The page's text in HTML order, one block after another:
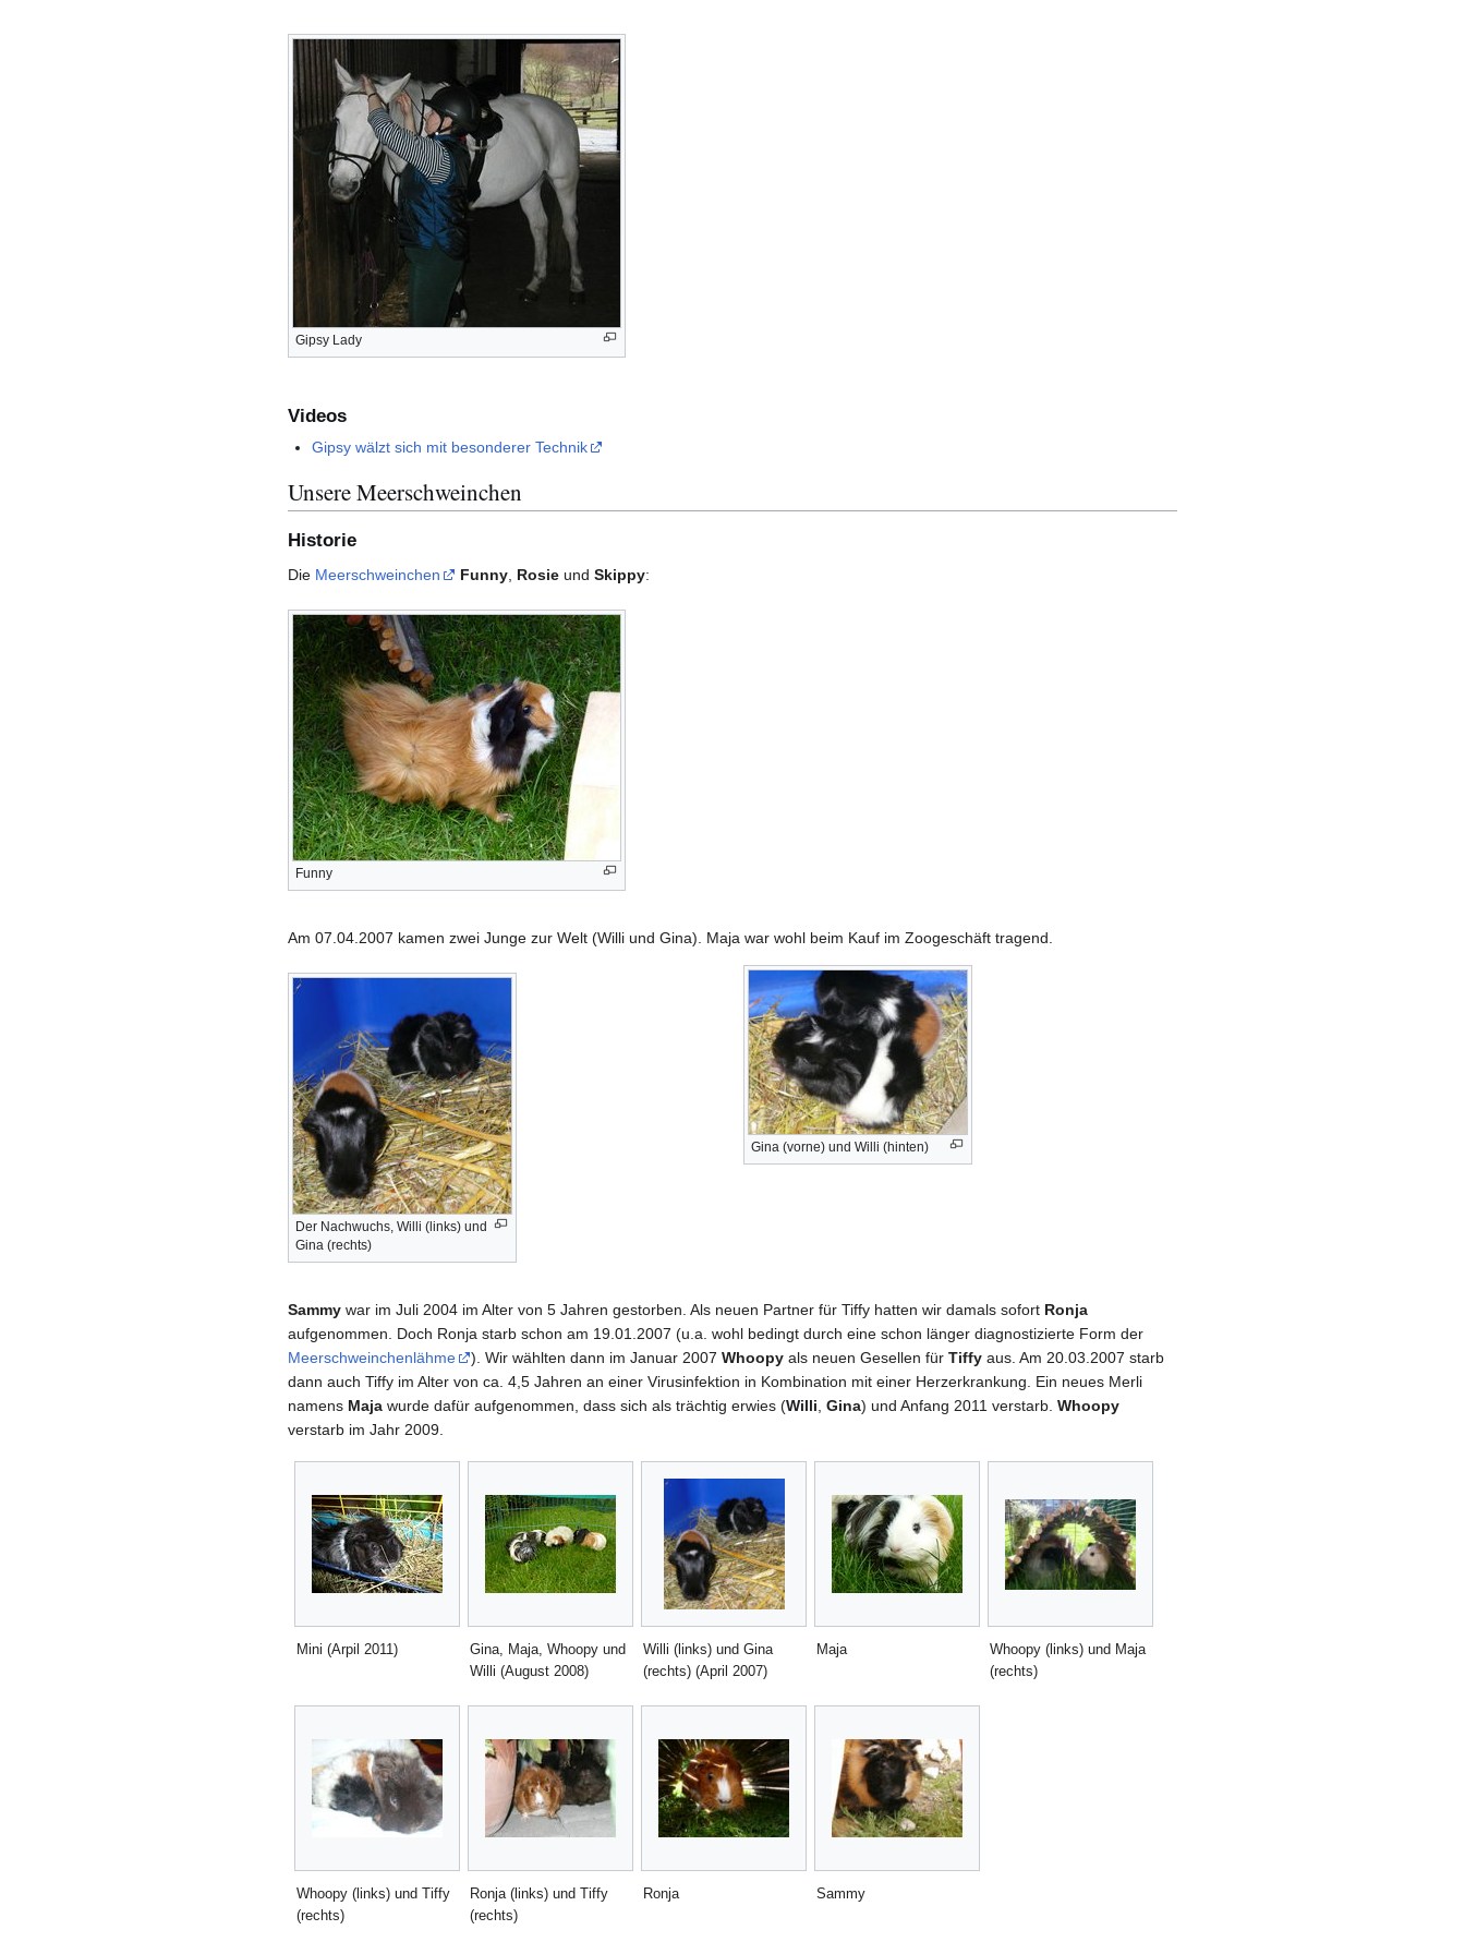
Gipsy Lady
Videos
Gipsy wälzt sich mit besonderer Technik
Unsere Meerschweinchen
Historie
Die Meerschweinchen Funny Rosie und Skippy:
Funny
Am 07.04.2007 kamen zwei Junge zur Welt (Willi und Gina). Maja war wohl beim Kauf im Zoogeschäft tragend.
Der Nachwuchs, Willi (links) und
Gina (rechts)
Gina (vorne) und Willi (hinten)
Sammy war im Juli 2004 im Alter von 5 Jahren gestorben. Als neuen Partner für Tiffy hatten wir damals sofort Ronja
aufgenommen. Doch Ronja starb schon am 19.01.2007 (u.a. wohl bedingt durch eine schon länger diagnostizierte Form der
Meerschweinchenlähme
). Wir wählten dann im Januar 2007 Whoopy als neuen Gesellen für Tiffy aus. Am 20.03.2007 starb
dann auch Tiffy im Alter von ca. 4,5 Jahren an einer Virusinfektion in Kombination mit einer Herzerkrankung. Ein neues Merli
namens Maja wurde dafür aufgenommen, dass sich als trächtig erwies (Willi, Gina) und Anfang 2011 verstarb. Whoopy
verstarb im Jahr 2009.
Mini (Arpil 2011)
Gina, Maja, Whoopy und
Willi (August 2008)
Willi (links) und Gina
(rechts) (April 2007)
Maja
Whoopy (links) und Maja
(rechts)
Whoopy (links) und Tiffy
(rechts)
Ronja (links) und Tiffy
(rechts)
Ronja Sammy